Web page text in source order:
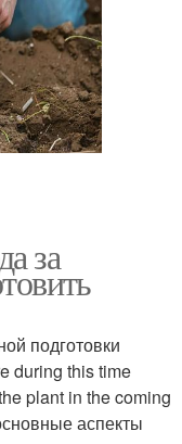
за
подготовки
during this time
plant in the coming
аспекты